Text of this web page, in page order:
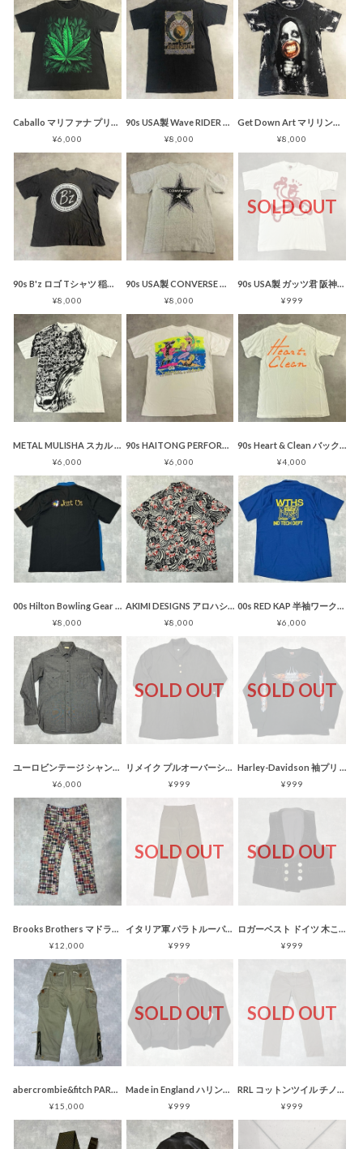
Caballo マリファナ プリントTシャツ ガンジャ 大麻 ブラック
¥6,000
90s USA製 Wave RIDER プリント Ｔシャツ HAWAII サーフ
¥8,000
Get Down Art マリリンマンソン Ｔシャツ ブリーチ加工
¥8,000
90s B'z ロゴ Tシャツ 稲葉 松本 フェード
¥8,000
90s USA製 CONVERSE 星ロゴ Tシャツ グレー 手書き
¥8,000
SOLD OUT
90s USA製 ガッツ君 阪神淡路大震災 チャリティーTシャツ キムタク
¥999
METAL MULISHA スカル 総柄 プリント Tシャツ ホワイト
¥6,000
90s HAITONG PERFORMANCE プリント Tシャツ サーフ
¥6,000
90s Heart & Clean バックプリント Tシャツ ホワイト
¥4,000
00s Hilton Bowling Gear ボウリングシャツ 刺繍 ブルー
¥8,000
AKIMI DESIGNS アロハシャツ 総柄 ハイビスカス ハワイ製 コットン
¥8,000
00s RED KAP 半袖ワークシャツ ブルー
¥6,000
ユーロビンテージ シャンブレーシャツ グレー エポレット ロールアップ
¥6,000
SOLD OUT
リメイク プルオーバーシャツ ブラック ショールカラー 和服 着物
¥999
SOLD OUT
Harley-Davidson 袖プリ ロンT フレイム 2008
¥999
Brooks Brothers マドラスチェック柄 パンツ パッチワーク
¥12,000
SOLD OUT
イタリア軍 パラトルーパーパンツ カーゴパンツ カーキ パラシュート ヘリクルー
¥999
SOLD OUT
ロガーベスト ドイツ 木こり シンチバック ブラック 太畝 コーデュロイ
¥999
abercrombie&fitch PARATROOPS カーゴパンツ ワイド
¥15,000
SOLD OUT
Made in England ハリントンジャケット ドリズラー ブラック
¥999
SOLD OUT
RRL コットンツイル チノパンツ グレー W31
¥999